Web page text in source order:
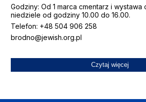
Godziny:Od 1 marca cmentarz i
niedziele od godziny 10.00 do 16.00.
Telefon: +48504 906 258
brodno@jewish.org.pl